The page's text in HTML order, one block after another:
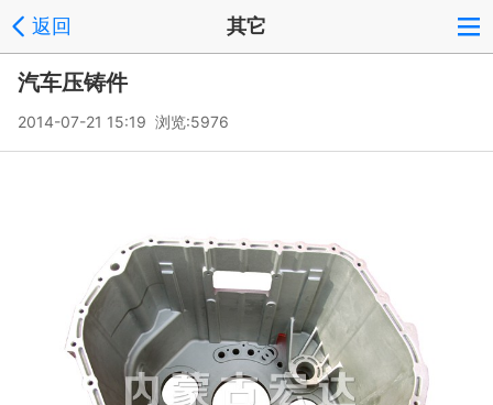
返回 其它
汽车压铸件
2014-07-21 15:19 浏览:5976